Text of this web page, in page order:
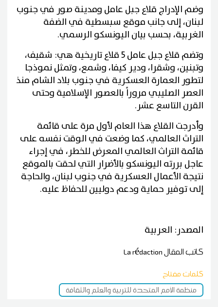
وضم الإدراج قلاع جبل عامل ومدينة صور في جنوب
لبنان، إلى جانب موقع سبسطية في الضفة
الغربية، بحسب بيان اليونسكو الرسمي.
وتضم قلاع جبل عامل 5 قلاع تاريخية هي: شقيف،
وتبنين، وشقرا، ودير كيفا، وشمع، وتمثل نموذجا
لتطور العمارة العسكرية في جنوب بلاد الشام منذ
العصر الصليبي مروراً بالعصور الإسلامية وحتى
القرن التاسع عشر.
وأدرجت القلاع هذا العام لأول مرة على قائمة
التراث العالمي، كما وضعت في الوقت نفسه على
قائمة التراث العالمي المعرض للخطر، في إجراء
عاجل بررته اليونسكو بالأضرار التي لحقت بالموقع
نتيجة الأعمال العسكرية في جنوب لبنان، والحاجة
إلى توفير حماية ودعم دوليين للحفاظ عليه.
المصدر: العربية
كاتب المقالLa rédaction
كلمات مفتاح
منظمة الأمم المتحدة للتربية والعلم والثقافة